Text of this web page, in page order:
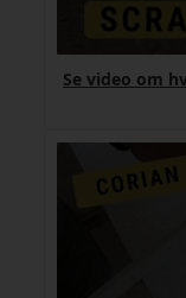
Se video om